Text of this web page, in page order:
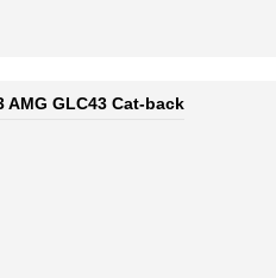
AMG GLC43 Cat-back